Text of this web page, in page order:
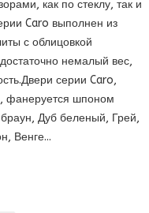
как по стеклу, так и
Caro выполнен из
с облицовкой
немалый вес,
серии Caro,
фанеруется шпоном
Дуб беленый, Грей,
Венге...